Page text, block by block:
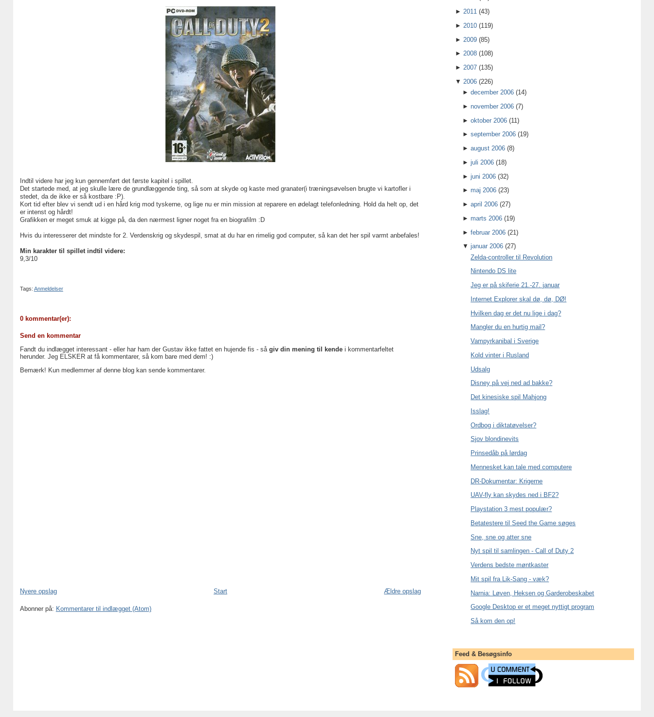
Indtil videre har jeg kun gennemført det første kapitel i spillet.
Det startede med, at jeg skulle lære de grundlæggende ting, så som at skyde og kaste med granater(i træningsøvelsen brugte vi kartofler i
stedet, da de ikke er så kostbare :P).
Kort tid efter blev vi sendt ud i en hård krig mod tyskerne, og lige nu er min mission at reparere en ødelagt telefonledning. Hold da helt op, det
er intenst og hårdt!
Grafikken er meget smuk at kigge på, da den nærmest ligner noget fra en biografilm :D
Hvis du interesserer det mindste for 2. Verdenskrig og skydespil, smat at du har en rimelig god computer, så kan det her spil varmt anbefales!
Min karakter til spillet indtil videre:
9,3/10
Tags: Anmeldelser
0 kommentar(er):
Send en kommentar
Fandt du indlægget interessant - eller har ham der Gustav ikke fattet en hujende fis - så giv din mening til kendei kommentarfeltet
herunder. Jeg ELSKER at få kommentarer, så kom bare med dem! :)
Bemærk! Kun medlemmer af denne blog kan sende kommentarer.
Nyere opslag Ældre opslag
Start
Abonner på: Kommentarer til indlægget (Atom)
► 2011 (43)
► 2010 (119)
► 2009 (85)
► 2008 (108)
► 2007 (135)
▼ 2006 (226)
►december 2006 (14)
►november 2006 (7)
►oktober 2006 (11)
►september 2006 (19)
►august 2006 (8)
►juli 2006 (18)
►juni 2006 (32)
►maj 2006 (23)
►april 2006 (27)
►marts 2006 (19)
►februar 2006 (21)
▼januar 2006 (27)
Zelda-controller til Revolution
Nintendo DS lite
Jeg er på skiferie 21.-27. januar
Internet Explorer skal dø, dø, DØ!
Hvilken dag er det nu lige i dag?
Mangler du en hurtig mail?
Vampyrkanibal i Sverige
Kold vinter i Rusland
Udsalg
Disney på vej ned ad bakke?
Det kinesiske spil Mahjong
Isslag!
Ordbog i diktatøvelser?
Sjov blondinevits
Prinsedåb på lørdag
Mennesket kan tale med computere
DR-Dokumentar: Krigerne
UAV-fly kan skydes ned i BF2?
Playstation 3 mest populær?
Betatestere til Seed the Game søges
Sne, sne og atter sne
Nyt spil til samlingen - Call of Duty 2
Verdens bedste møntkaster
Mit spil fra Lik-Sang - væk?
Narnia: Løven, Heksen og Garderobeskabet
Google Desktop er et meget nyttigt program
Så kom den op!
Feed & Besøgsinfo